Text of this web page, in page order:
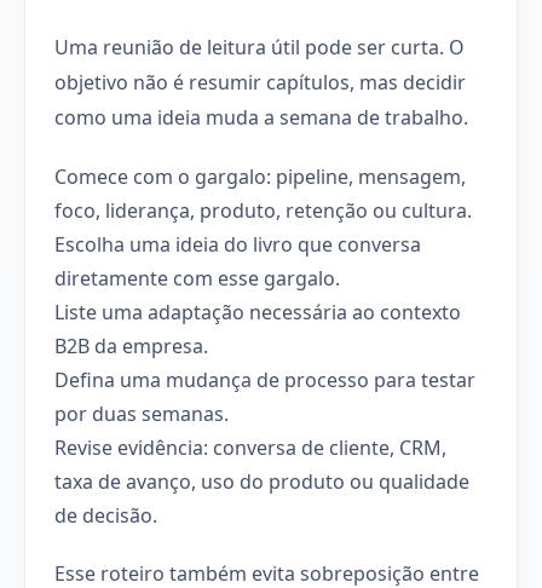
Uma reunião de leitura útil pode ser curta. O
objetivo não é resumir capítulos, mas decidir
como uma ideia muda a semana de trabalho.
Comece com o gargalo: pipeline, mensagem,
foco, liderança, produto, retenção ou cultura.
Escolha uma ideia do livro que conversa
diretamente com esse gargalo.
Liste uma adaptação necessária ao contexto
B2B da empresa.
Defina uma mudança de processo para testar
por duas semanas.
Revise evidência: conversa de cliente, CRM,
taxa de avanço, uso do produto ou qualidade
de decisão.
Esse roteiro também evita sobreposição entre